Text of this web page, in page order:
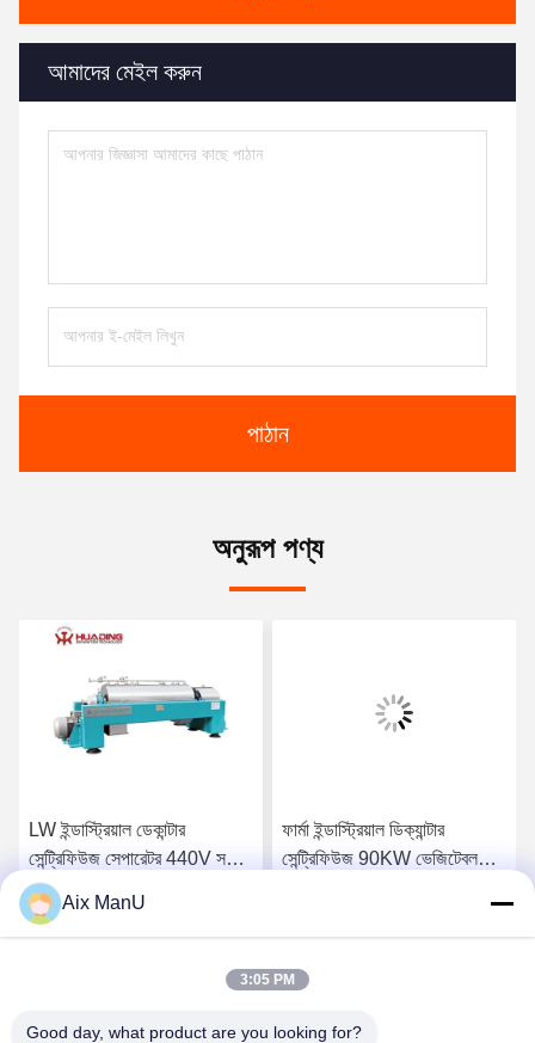
আমাদের মেইল ​​করুন
পাঠান
অনুরূপ পণ্য
LW ইন্ডাস্ট্রিয়াল ডেকান্টার
সেন্ট্রিফিউজ সেপারেটর 440V সলিড
লিকুইড
সেরা দাম পান
ফার্মা ইন্ডাস্ট্রিয়াল ডিক্যান্টার
সেন্ট্রিফিউজ 90KW ভেজিটেবল
সেরা দাম পান
Aix ManU
3:05 PM
Good day, what product are you looking for?